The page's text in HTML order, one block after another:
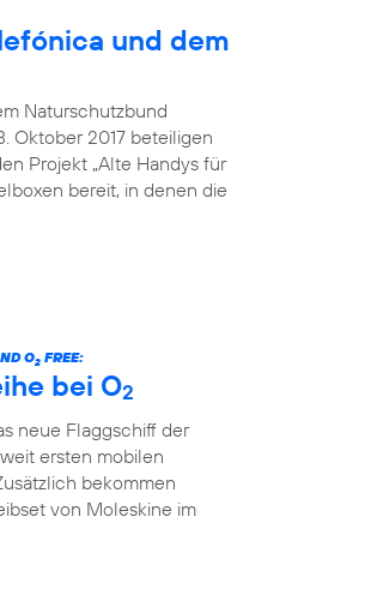
und dem
Naturschutzbund
Oktober 2017 beteiligen
Projekt „Alte Handys für
bereit, in denen die
O2 FREE:
bei O2
neue Flaggschiff der
ersten mobilen
bekommen
von Moleskine im